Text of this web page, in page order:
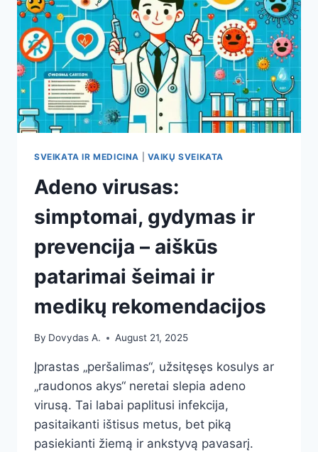
GYDYMĄ
RINKTIS
(A–
Ž
GIDAS)
SVEIKATA IR MEDICINA VAIKŲ SVEIKATA
Adeno virusas:
simptomai, gydymas ir
prevencija – aiškūs
patarimai šeimai ir
medikų rekomendacijos
By Dovydas A. August 21, 2025
Įprastas „peršalimas“, užsitęsęs kosulys ar
„raudonos akys“ neretai slepia adeno
virusą. Tai labai paplitusi infekcija,
pasitaikanti ištisus metus, bet piką
pasiekianti žiemą ir ankstyvą pavasarį.